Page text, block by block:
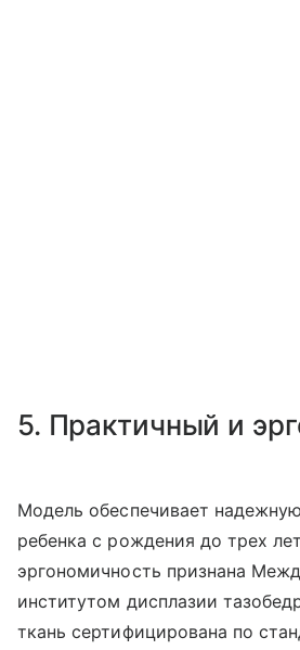
5. Практичный и
Модель обеспечивает
ребенка с рождения до трех
эргономичность признана
институтом дисплазии
ткань сертифицирована по